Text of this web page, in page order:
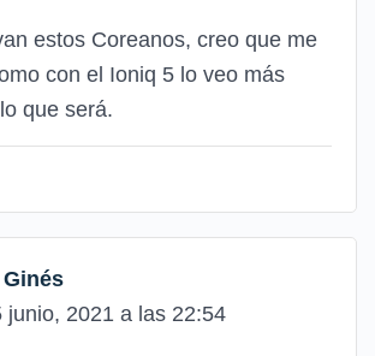
estos Coreanos, creo que me
con el Ioniq 5 lo veo más
que será.
junio, 2021 a las 22:54